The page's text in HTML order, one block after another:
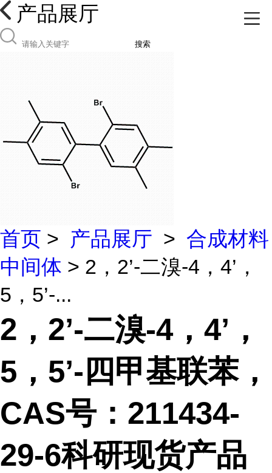
产品展厅
搜索
首页 > 产品展厅 > 合成材料
中间体 > 2，2’-二溴-4，4’，
5，5’-...
2，2’-二溴-4，4’，
5，5’-四甲基联苯，
CAS号：211434-
29-6科研现货产品